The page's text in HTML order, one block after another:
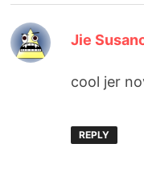
Jie
cool jer
REPLY